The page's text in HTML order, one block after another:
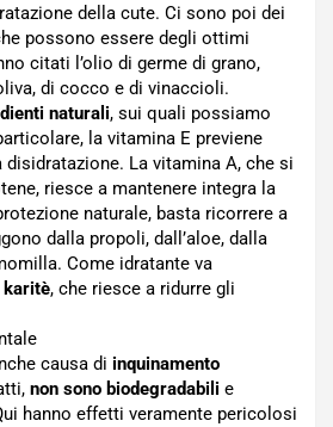
della cute. Ci sono poi dei
possono essere degli ottimi
citati l’olio di germe di grano,
di cocco e di vinaccioli.
naturali, sui quali possiamo
la vitamina E previene
disidratazione. La vitamina A, che si
riesce a mantenere integra la
naturale, basta ricorrere a
dalla propoli, dall’aloe, dalla
Come idratante va
karitè, che riesce a ridurre gli
causa di inquinamento
non sono biodegradabili e
hanno effetti veramente pericolosi